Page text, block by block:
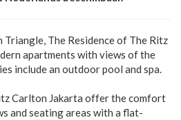
The Residence of The Ritz
apartments with views of the
include an outdoor pool and spa.
Carlton Jakarta offer the comfort
and seating areas with a flat-